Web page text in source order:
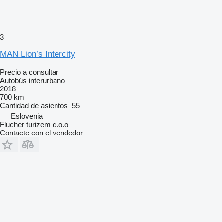
3
MAN Lion’s Intercity
Precio a consultar
Autobús interurbano
2018
700 km
Cantidad de asientos 55
Eslovenia
Flucher turizem d.o.o
Contacte con el vendedor